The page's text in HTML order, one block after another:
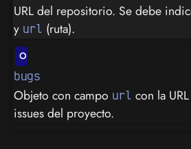
URL del repositorio. Se debe
y url (ruta).
bugs
Objeto con campo url con la
issues del proyecto.